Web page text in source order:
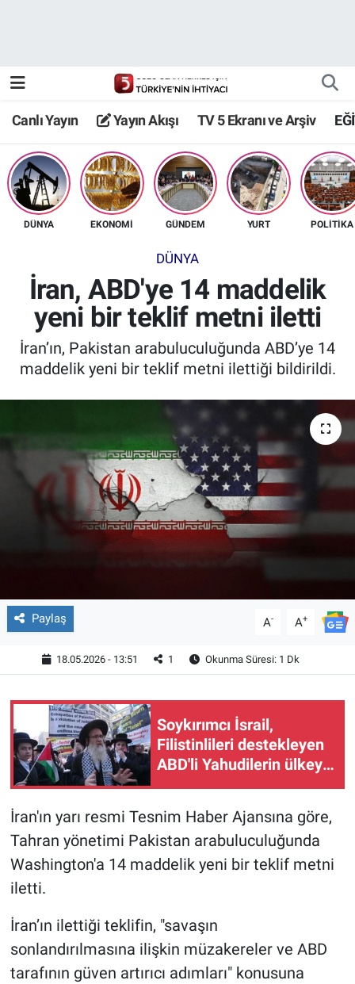
Canlı Yayın Yayın Akışı TV 5 Ekranı ve Arşiv
DÜNYA EKONOMİ GÜNDEM YURT POLİTİKA
DÜNYA
İran, ABD'ye 14 maddelik
yeni bir teklif metni iletti
İran’ın, Pakistan arabuluculuğunda ABD’ye 14
maddelik yeni bir teklif metni ilettiği bildirildi.
Paylaş A- A+
18.05.2026 - 13:51 1 Okunma Süresi: 1 Dk
Soykırımcı İsrail,
Filistinlileri destekleyen
ABD'li Yahudilerin ülkeye
giriş iznini iptal etti
İran'ın yarı resmi Tesnim Haber Ajansına göre,
Tahran yönetimi Pakistan arabuluculuğunda
Washington'a 14 maddelik yeni bir teklif metni
iletti.
İran’ın ilettiği teklifin, "savaşın
sonlandırılmasına ilişkin müzakereler ve ABD
tarafının güven artırıcı adımları" konusuna
TV 5 Ekranı ve Arşiv